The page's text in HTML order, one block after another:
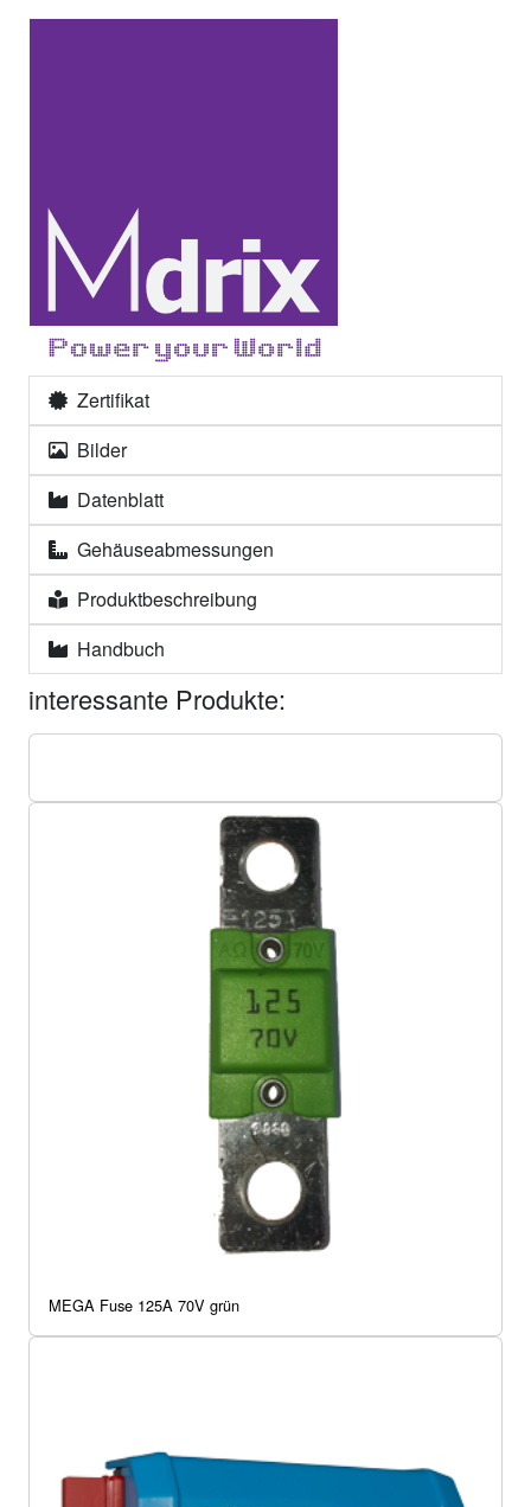
Zertifikat
Bilder
Datenblatt
Gehäuseabmessungen
Produktbeschreibung
Handbuch
interessante Produkte:
MEGA Fuse 125A 70V grün